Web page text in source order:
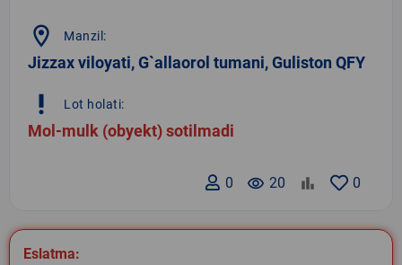
location_on Manzil:
Jizzax viloyati, G`allaorol tumani, Guliston QFY
priority_high Lot holati:
Mol-mulk (obyekt) sotilmadi
0
remove_red_eye 20
0
Eslatma: